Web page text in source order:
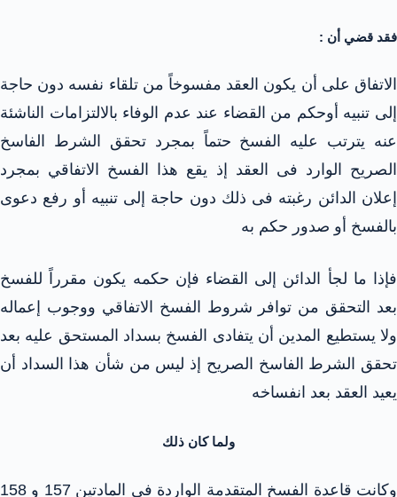
فقد قضي أن :
الاتفاق على أن يكون العقد مفسوخاً من تلقاء نفسه دون حاجة
إلى تنبيه أوحكم من القضاء عند عدم الوفاء بالالتزامات الناشئة
عنه يترتب عليه الفسخ حتماً بمجرد تحقق الشرط الفاسخ
الصريح الوارد فى العقد إذ يقع هذا الفسخ الاتفاقي بمجرد
إعلان الدائن رغبته فى ذلك دون حاجة إلى تنبيه أو رفع دعوى
بالفسخ أو صدور حكم به
فإذا ما لجأ الدائن إلى القضاء فإن حكمه يكون مقرراً للفسخ
بعد التحقق من توافر شروط الفسخ الاتفاقي ووجوب إعماله
ولا يستطيع المدين أن يتفادى الفسخ بسداد المستحق عليه بعد
تحقق الشرط الفاسخ الصريح إذ ليس من شأن هذا السداد أن
يعيد العقد بعد انفساخه
ولما كان ذلك
وكانت قاعدة الفسخ المتقدمة الواردة فى المادتين 157 و 158